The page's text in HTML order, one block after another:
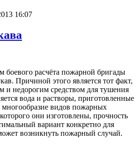
16:07
боевого расчёта пожарной бригады
Причиной этого является тот факт,
и недорогим средством для тушения
вода и растворы, приготовленные
многообразие видов пожарных
они изготовлены, прочность
вариант конкретно для
возникнуть пожарный случай.